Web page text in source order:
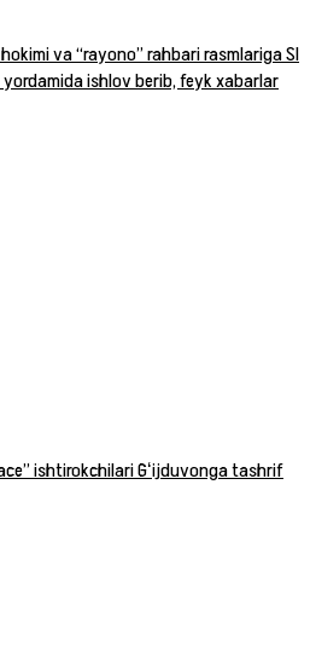
va “rayono” rahbari rasmlariga SI
ishlov berib, feyk xabarlar
ishtirokchilari Gʻijduvonga tashrif